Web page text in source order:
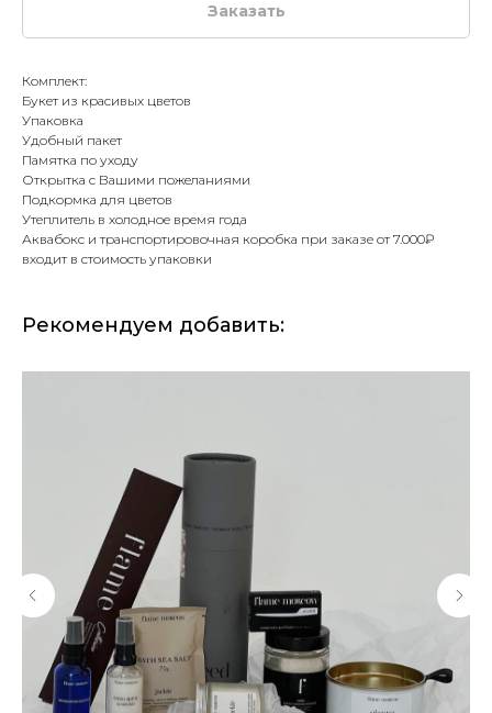
Заказать
Комплект:
Букет из красивых цветов
Упаковка
Удобный пакет
Памятка по уходу
Открытка с Вашими пожеланиями
Подкормка для цветов
Утеплитель в холодное время года
Аквабокс и транспортировочная коробка при заказе от 7.000₽
входит в стоимость упаковки
Рекомендуем добавить: